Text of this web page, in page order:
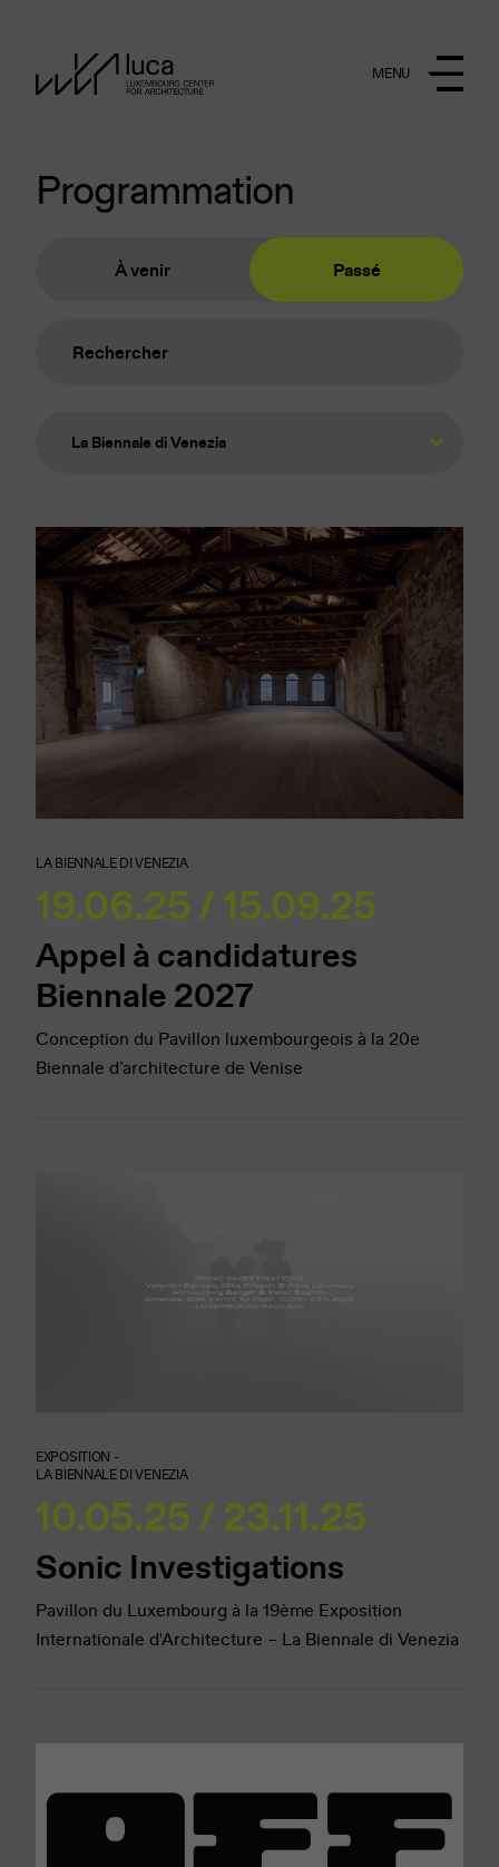
MENU
Programmation
À venir Passé
La Biennale di Venezia
LA BIENNALE DI VENEZIA
19.06.25 / 15.09.25
Appel à candidatures
Biennale 2027
Conception du Pavillon luxembourgeois à la 20e
Biennale d’architecture de Venise
EXPOSITION -
LA BIENNALE DI VENEZIA
10.05.25 / 23.11.25
Sonic Investigations
Pavillon du Luxembourg à la 19ème Exposition
Internationale d'Architecture – La Biennale di Venezia